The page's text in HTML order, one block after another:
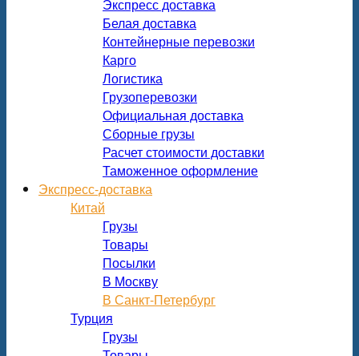
Экспресс доставка
Белая доставка
Контейнерные перевозки
Карго
Логистика
Грузоперевозки
Официальная доставка
Сборные грузы
Расчет стоимости доставки
Таможенное оформление
Экспресс-доставка
Китай
Грузы
Товары
Посылки
В Москву
В Санкт-Петербург
Турция
Грузы